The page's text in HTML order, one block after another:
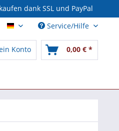
dank SSL und PayPal
Deutsch Service/Hilfe
Konto 0,00 € *